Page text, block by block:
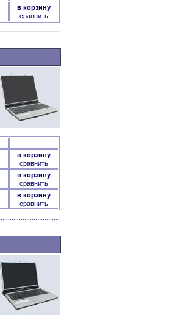
в корзину
сравнить
в корзину
сравнить
в корзину
сравнить
в корзину
сравнить